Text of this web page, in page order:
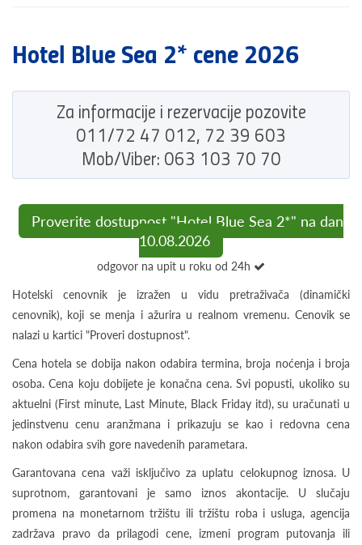
Hotel Blue Sea 2* cene 2026
Za informacije i rezervacije pozovite
011/72 47 012, 72 39 603
Mob/Viber: 063 103 70 70
Proverite dostupnost "Hotel Blue Sea 2*" na dan
10.08.2026
odgovor na upit u roku od 24h
Hotelski cenovnik je izražen u vidu pretraživača (dinamički
cenovnik), koji se menja i ažurira u realnom vremenu. Cenovik se
nalazi u kartici "Proveri dostupnost".
Cena hotela se dobija nakon odabira termina, broja noćenja i broja
osoba. Cena koju dobijete je konačna cena. Svi popusti, ukoliko su
aktuelni (First minute, Last Minute, Black Friday itd), su uračunati u
jedinstvenu cenu aranžmana i prikazuju se kao i redovna cena
nakon odabira svih gore navedenih parametara.
Garantovana cena važi isključivo za uplatu celokupnog iznosa. U
suprotnom, garantovani je samo iznos akontacije. U slučaju
promena na monetarnom tržištu ili tržištu roba i usluga, agencija
zadržava pravo da prilagodi cene, izmeni program putovanja ili